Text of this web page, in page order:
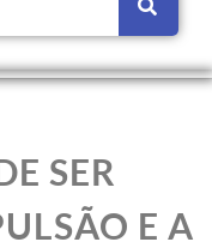
SER
E A